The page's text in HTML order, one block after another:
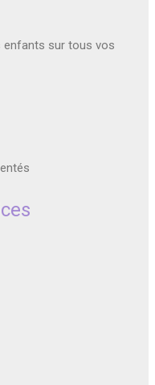
enfants sur tous vos